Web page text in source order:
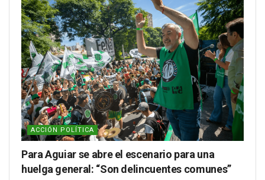
ACCIÓN POLÍTICA
Para Aguiar se abre el escenario para una
huelga general: “Son delincuentes comunes”